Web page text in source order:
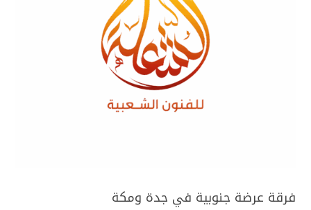
فرقة عرضة جنوبية في جدة ومكة